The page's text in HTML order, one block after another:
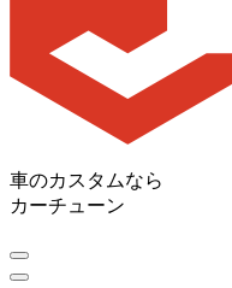
車のカスタムなら
カーチューン